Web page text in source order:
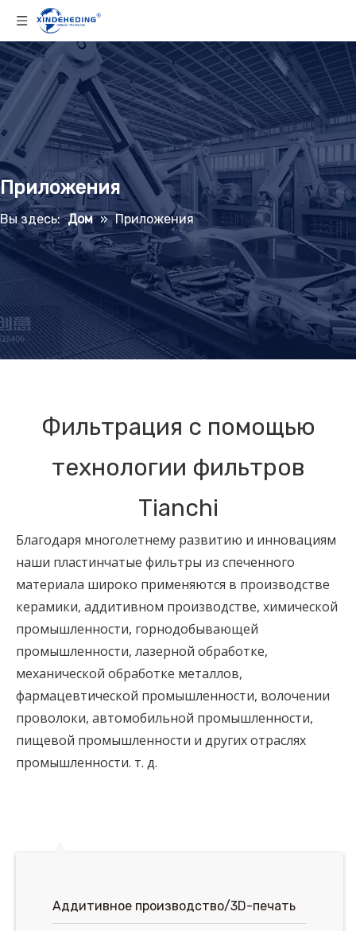
Приложения
Вы здесь: Дом » Приложения
Фильтрация с помощью
технологии фильтров
Tianchi
Благодаря многолетнему развитию и инновациям
наши пластинчатые фильтры из спеченного
материала широко применяются в производстве
керамики, аддитивном производстве, химической
промышленности, горнодобывающей
промышленности, лазерной обработке,
механической обработке металлов,
фармацевтической промышленности, волочении
проволоки, автомобильной промышленности,
пищевой промышленности и других отраслях
промышленности. т. д.
Аддитивное производство/3D-печать